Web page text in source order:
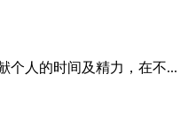
个人的时间及精力，在不...